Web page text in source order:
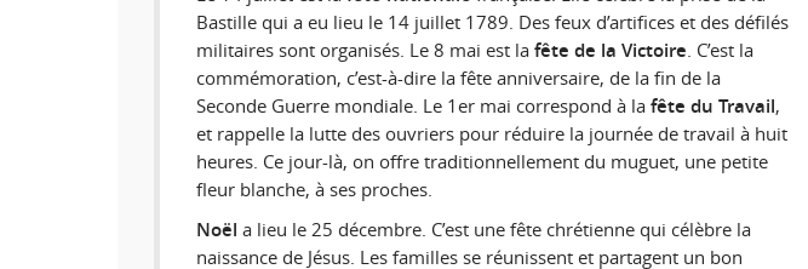
Bastille qui a eu lieu le 14 juillet 1789. Des feux d’artifices et des défilés
militaires sont organisés. Le 8 mai est la fête de la Victoire . C’est la
commémoration, c’est-à-dire la fête anniversaire, de la fin de la
Seconde Guerre mondiale. Le 1er mai correspond à la fête du Travail,
et rappelle la lutte des ouvriers pour réduire la journée de travail à huit
heures. Ce jour-là, on offre traditionnellement du muguet, une petite
fleur blanche, à ses proches.
Noël a lieu le 25 décembre. C’est une fête chrétienne qui célèbre la
naissance de Jésus. Les familles se réunissent et partagent un bon